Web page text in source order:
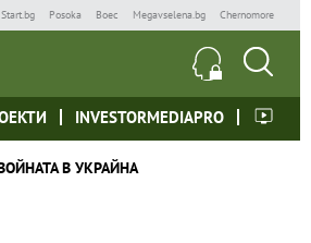
Start.bg Posoka Boec Megavselena.bg Chernomore
INVESTORMEDIAPRO
В УКРАЙНА